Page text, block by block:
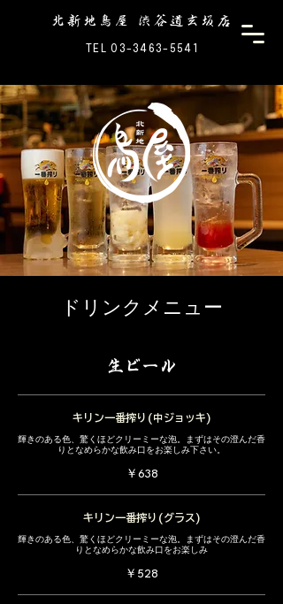
北新地鳥屋 渋谷道玄坂店
TEL 03-3463-5541
ドリンクメニュー
生ビール
キリン一番搾り(中ジョッキ)
輝きのある色、驚くほどクリーミーな泡。まずはその澄んだ香
りとなめらかな飲み口をお楽しみ下さい。
￥638
キリン一番搾り(グラス)
輝きのある色、驚くほどクリーミーな泡。まずはその澄んだ香
りとなめらかな飲み口をお楽しみ
￥528